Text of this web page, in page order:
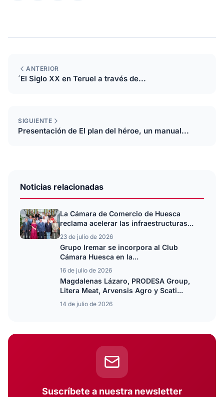
ANTERIOR
´El Siglo XX en Teruel a través de...
SIGUIENTE
Presentación de El plan del héroe, un manual...
Noticias relacionadas
La Cámara de Comercio de Huesca
reclama acelerar las infraestructuras...
23 de julio de 2026
Grupo Iremar se incorpora al Club
Cámara Huesca en la...
16 de julio de 2026
Magdalenas Lázaro, PRODESA Group,
Litera Meat, Arvensis Agro y Scati...
14 de julio de 2026
Suscríbete a nuestra newsletter